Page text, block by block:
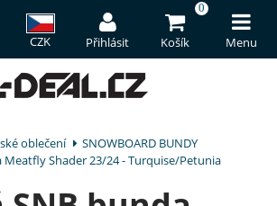
CZK Přihlásit
0
Košík Menu
oblečení
SNOWBOARD BUNDY
Meatfly Shader 23/24 - Turquise/Petunia